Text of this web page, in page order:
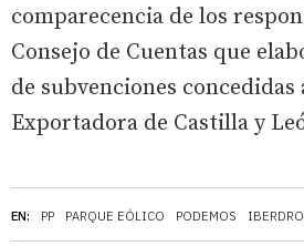
EN: PP PARQUE EÓLICO PODEMOS
comparecencia de los
Consejo de Cuentas que
de subvenciones concedidas
Exportadora de Castilla y